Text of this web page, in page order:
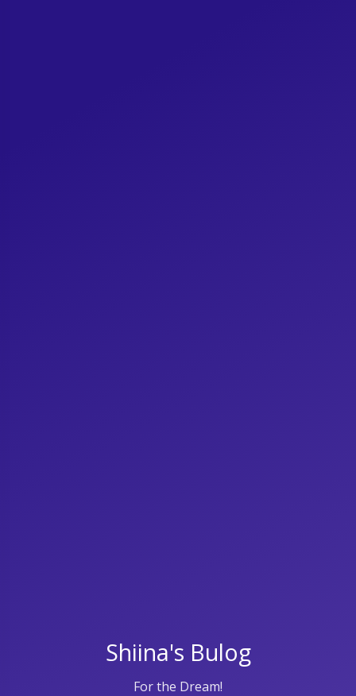
Shiina's Bulog
For the Dream!